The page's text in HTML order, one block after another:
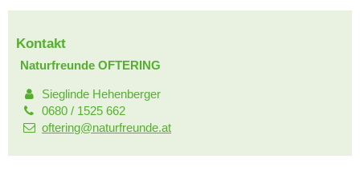
Kontakt
Naturfreunde OFTERING
Sieglinde Hehenberger
0680 / 1525 662
oftering@naturfreunde.at